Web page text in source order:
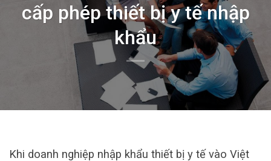
cấp phép thiết bị y tế nhập
khẩu
Khi doanh nghiệp nhập khẩu thiết bị y tế vào Việt